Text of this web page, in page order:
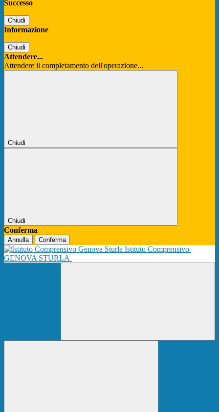
Successo
Chiudi
Informazione
Chiudi
Attendere...
Attendere il completamento dell'operazione...
Chiudi
Chiudi
Conferma
Annulla Conferma
Istituto Comprensivo
GENOVA STURLA